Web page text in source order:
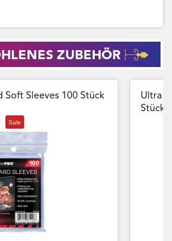
ZUBEHÖR
Soft Sleeves 100 Stück
Sale
Ultra
Stück